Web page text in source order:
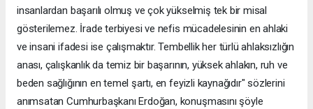
insanlardan başarılı olmuş ve çok yükselmiş tek bir misal
gösterilemez. İrade terbiyesi ve nefis mücadelesinin en ahlaki
ve insani ifadesi ise çalışmaktır. Tembellik her türlü ahlaksızlığın
anası, çalışkanlık da temiz bir başarının, yüksek ahlakın, ruh ve
beden sağlığının en temel şartı, en feyizli kaynağıdır" sözlerini
anımsatan Cumhurbaşkanı Erdoğan, konuşmasını şöyle